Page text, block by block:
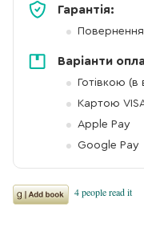
Гарантія:
Варіанти
Готівкою (в
Картою
Apple Pay
Google Pay